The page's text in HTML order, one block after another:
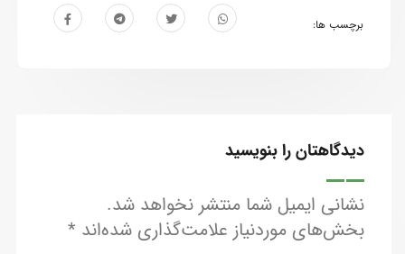
برچسب ها:
دیدگاهتان را بنویسید
نشانی ایمیل شما منتشر نخواهد شد.
بخش‌های موردنیاز علامت‌گذاری شده‌اند *